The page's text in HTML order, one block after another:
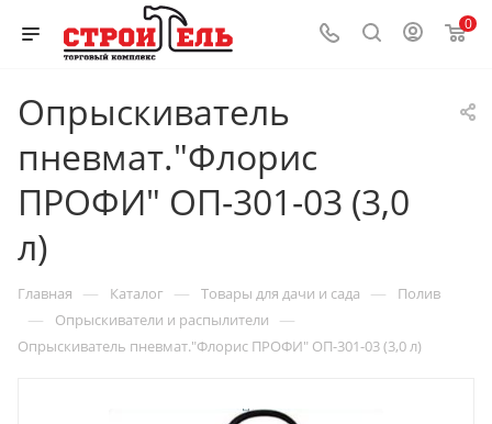
0
Опрыскиватель
пневмат."Флорис
ПРОФИ" ОП-301-03 (3,0
л)
Главная — Каталог — Товары для дачи и сада — Полив
— Опрыскиватели и распылители —
Опрыскиватель пневмат."Флорис ПРОФИ" ОП-301-03 (3,0 л)